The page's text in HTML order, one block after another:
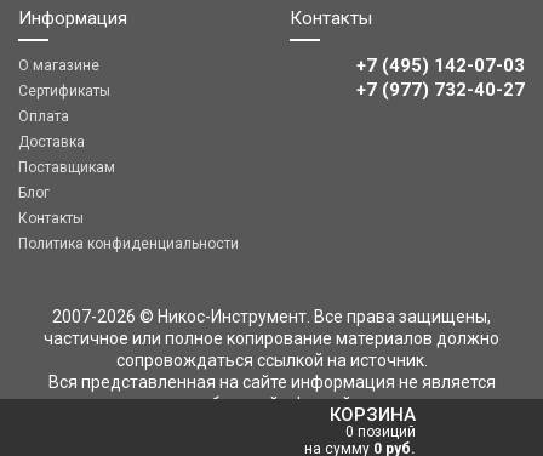
КОРЗИНА
0 позиций
на сумму 0 руб.
Информация
О магазине
Сертификаты
Оплата
Доставка
Поставщикам
Блог
Контакты
Политика конфиденциальности
Контакты
+7 (495) 142-07-03
‎‎+7 (977) 732-40-27
2007-2026 © Никос-Инструмент. Все права защищены,
частичное или полное копирование материалов должно
сопровождаться ссылкой на источник.
Вся представленная на сайте информация не является
публичной офертой